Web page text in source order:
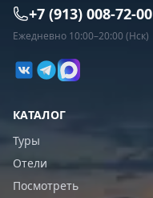
+7 (913) 008-72-00
Ежедневно 10:00–20:00 (Нск)
КАТАЛОГ
Туры
Отели
Посмотреть